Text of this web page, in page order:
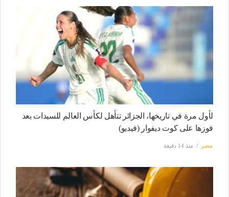
لأول مرة في تاريخها، الجزائر تتأهل لكأس العالم للسيدات بعد
فوزها على كوت ديفوار (فيديو)
مصر منذ 14 دقيقة